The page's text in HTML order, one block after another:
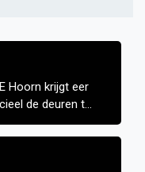
Hoorn krijgt eer
de deuren te